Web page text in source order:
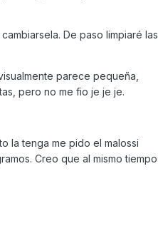
De paso limpiaré las
parece pequeña,
pero no me fio je je je.
la tenga me pido el malossi
Creo que al mismo tiempo